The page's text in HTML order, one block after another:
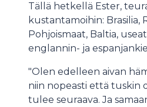
Tällä hetkellä Ester,
kustantamoihin: Brasilia,
Pohjoismaat, Baltia,
englannin- ja
"Olen edelleen aivan
niin nopeasti että tuskin
tulee seuraava. Ja